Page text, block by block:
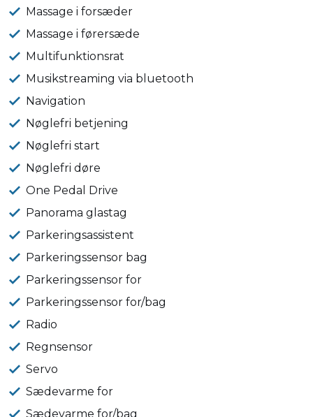
Massage i forsæder
Massage i førersæde
Multifunktionsrat
Musikstreaming via bluetooth
Navigation
Nøglefri betjening
Nøglefri start
Nøglefri døre
One Pedal Drive
Panorama glastag
Parkeringsassistent
Parkeringssensor bag
Parkeringssensor for
Parkeringssensor for/bag
Radio
Regnsensor
Servo
Sædevarme for
Sædevarme for/bag